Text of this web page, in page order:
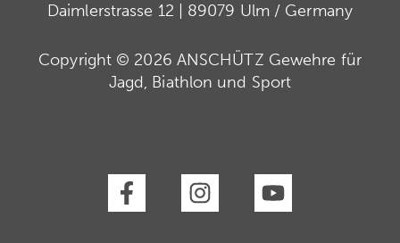
Daimlerstrasse 12 | 89079 Ulm / Germany
Copyright © 2026 ANSCHÜTZ Gewehre für
Jagd, Biathlon und Sport